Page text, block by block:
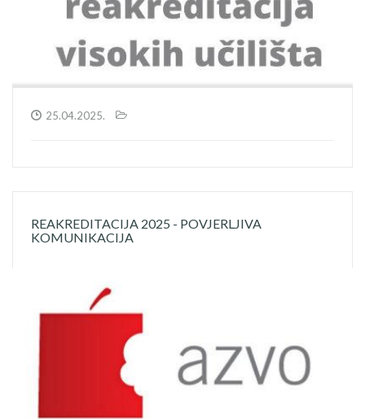
25.04.2025.
REAKREDITACIJA 2025 - POVJERLJIVA
KOMUNIKACIJA